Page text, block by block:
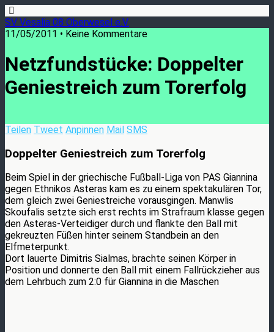
SV Vesalia 08 Oberwesel e.V.
11/05/2011 • Keine Kommentare
Netzfundstücke: Doppelter
Geniestreich zum Torerfolg
Teilen Tweet Anpinnen Mail SMS
Doppelter Geniestreich zum Torerfolg
Beim Spiel in der griechische Fußball-Liga von PAS Giannina
gegen Ethnikos Asteras kam es zu einem spektakulären Tor,
dem gleich zwei Geniestreiche vorausgingen. Manwlis
Skoufalis setzte sich erst rechts im Strafraum klasse gegen
den Asteras-Verteidiger durch und flankte den Ball mit
gekreuzten Füßen hinter seinem Standbein an den
Elfmeterpunkt.
Dort lauerte Dimitris Sialmas, brachte seinen Körper in
Position und donnerte den Ball mit einem Fallrückzieher aus
dem Lehrbuch zum 2:0 für Giannina in die Maschen